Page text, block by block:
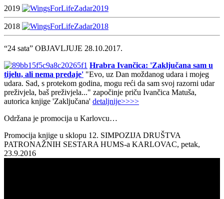
2019
2018
“24 sata” OBJAVLJUJE 28.10.2017.
Hrabra Ivančica: 'Zaključana sam u
tijelu, ali nema predaje' "Evo, uz Dan moždanog udara i mojeg
udara. Sad, s protekom godina, mogu reći da sam svoj razorni udar
preživjela, baš preživjela..." započinje priču Ivančica Matuša,
autorica knjige 'Zaključana' detaljnije>>>>
Održana je promocija u Karlovcu…
Promocija knjige u sklopu 12. SIMPOZIJA DRUŠTVA
PATRONAŽNIH SESTARA HUMS-a KARLOVAC, petak,
23.9.2016